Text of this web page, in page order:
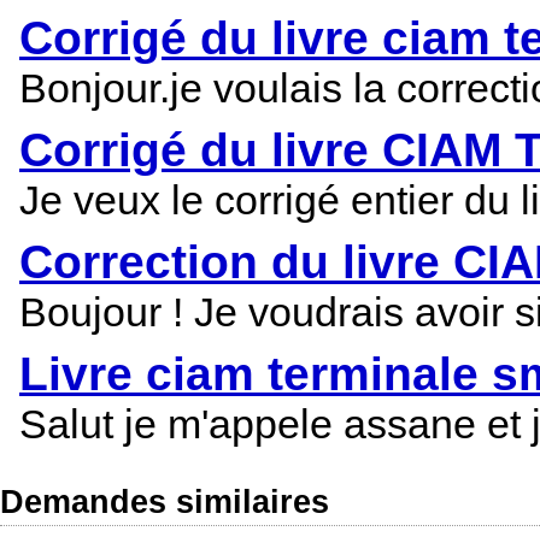
Corrigé du livre ciam
Bonjour.je voulais la
Corrigé du livre CIAM
Je veux le corrigé entier du
Correction du livre
Boujour ! Je voudrais avoir
Livre ciam terminale
Salut je m'appele assane
Demandes similaires